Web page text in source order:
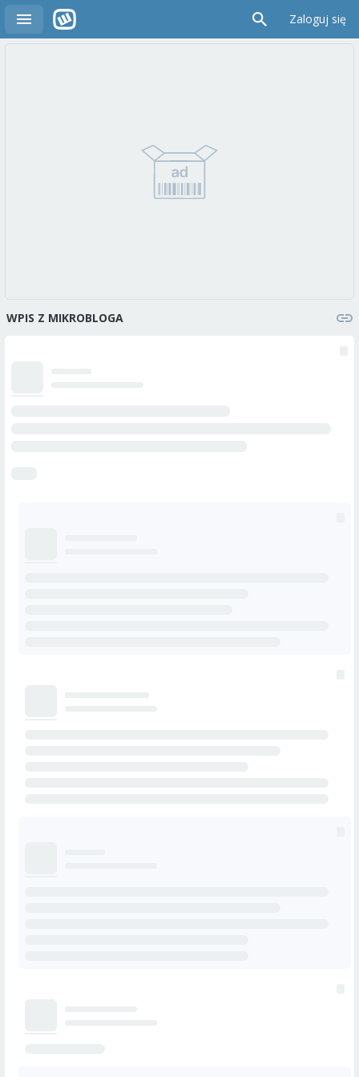
Zaloguj się
WPIS Z MIKROBLOGA